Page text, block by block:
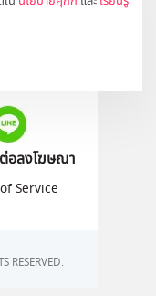
อลงโฆษณา
Service
RESERVED.